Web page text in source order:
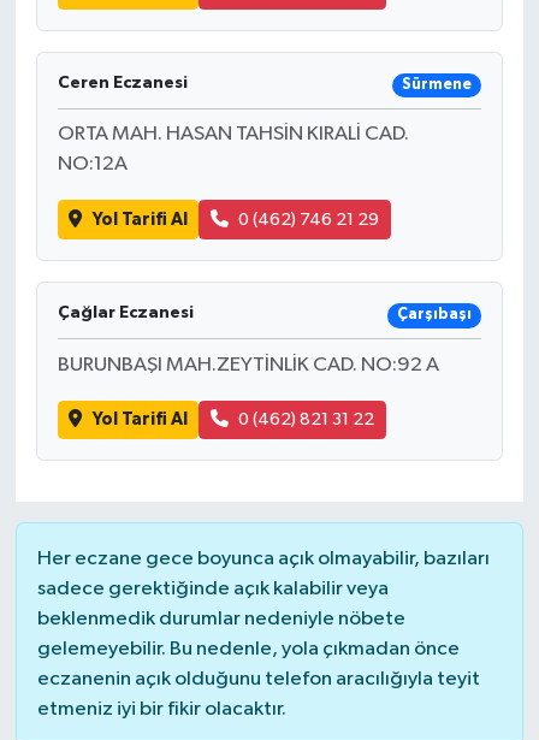
Ceren Eczanesi Sürmene
ORTA MAH. HASAN TAHSİN KIRALİ CAD.
NO:12A
Yol Tarifi Al 0 (462) 746 21 29
Çağlar Eczanesi Çarşıbaşı
BURUNBAŞI MAH.ZEYTİNLİK CAD. NO:92 A
Yol Tarifi Al 0 (462) 821 31 22
Her eczane gece boyunca açık olmayabilir, bazıları
sadece gerektiğinde açık kalabilir veya
beklenmedik durumlar nedeniyle nöbete
gelemeyebilir. Bu nedenle, yola çıkmadan önce
eczanenin açık olduğunu telefon aracılığıyla teyit
etmeniz iyi bir fikir olacaktır.